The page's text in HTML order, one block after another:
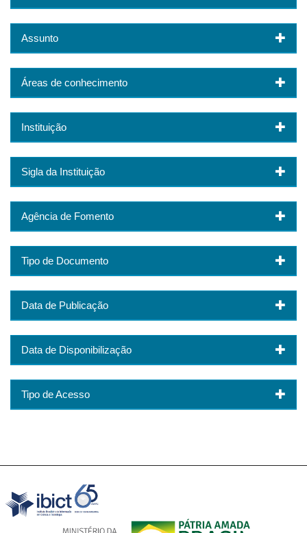
Assunto
Áreas de conhecimento
Instituição
Sigla da Instituição
Agência de Fomento
Tipo de Documento
Data de Publicação
Data de Disponibilização
Tipo de Acesso